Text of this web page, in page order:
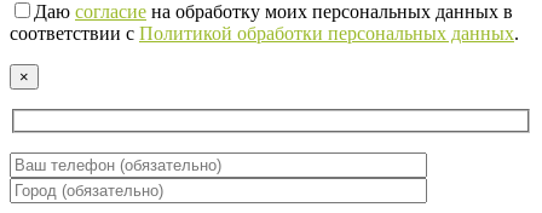
Даю согласие на обработку моих персональных данных в
соответствии с Политикой обработки персональных данных.
×